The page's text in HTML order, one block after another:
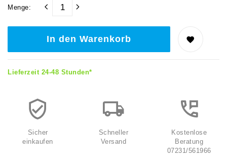
Menge:
In den Warenkorb
Lieferzeit 24-48 Stunden*
Sicher
einkaufen
Schneller
Versand
Kostenlose
Beratung
07231/561966